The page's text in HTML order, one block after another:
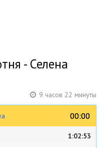
- Селена
9 часов 22 минуты
00:00
00:00
1:02:53